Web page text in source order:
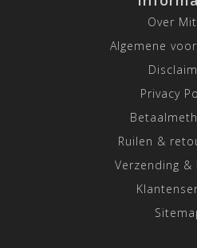
Over
Algemene
Privacy
Ruilen &
Verzending &